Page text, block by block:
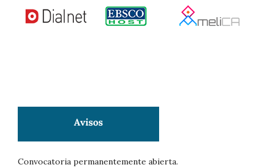
Convocatoria permanentemente abierta.